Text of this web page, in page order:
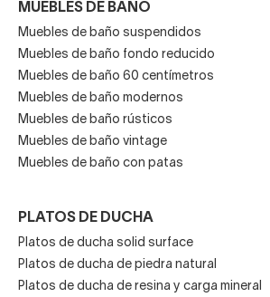
MUEBLES DE BAÑO
Muebles de baño suspendidos
Muebles de baño fondo reducido
Muebles de baño 60 centímetros
Muebles de baño modernos
Muebles de baño rústicos
Muebles de baño vintage
Muebles de baño con patas
PLATOS DE DUCHA
Platos de ducha solid surface
Platos de ducha de piedra natural
Platos de ducha de resina y carga mineral